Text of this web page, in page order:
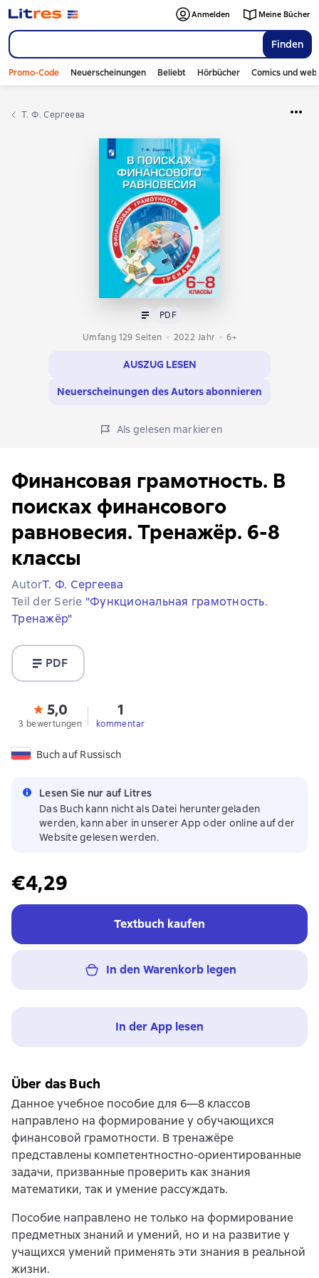
Finden
Anmelden Meine Bücher
Promo-Code Neuerscheinungen Beliebt Hörbücher Comics und
Т. Ф. Сергеева
Text PDF
PDF
Umfang 129 Seiten
2022 Jahr 6+
AUSZUG LESEN
Neuerscheinungen des Autors abonnieren
Als gelesen markieren
Финансовая грамотность. В
поисках финансового
равновесия. Тренажёр. 6-8
классы
AutorТ. Ф. Сергеева
Teil der Serie "Функциональная грамотность.
Тренажёр"
PDF
5,0
3 bewertungen
1
kommentar
Buch auf Russisch
Lesen Sie nur auf Litres
Das Buch kann nicht als Datei heruntergeladen
werden, kann aber in unserer App oder online auf der
Website gelesen werden.
€4,29
Textbuch kaufen
In den Warenkorb legen
In der App lesen
Über das Buch
Данное учебное пособие для 6—8 классов
направлено на формирование у обучающихся
финансовой грамотности. В тренажёре
представлены компетентностно-ориентированные
задачи, призванные проверить как знания
математики, так и умение рассуждать.
Пособие направлено не только на формирование
предметных знаний и умений, но и на развитие у
учащихся умений применять эти знания в реальной
жизни.